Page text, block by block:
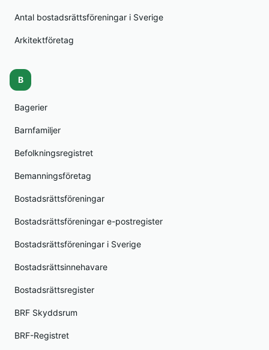
Antal bostadsrättsföreningar i Sverige
Arkitektföretag
B
Bagerier
Barnfamiljer
Befolkningsregistret
Bemanningsföretag
Bostadsrättsföreningar
Bostadsrättsföreningar e-postregister
Bostadsrättsföreningar i Sverige
Bostadsrättsinnehavare
Bostadsrättsregister
BRF Skyddsrum
BRF-Registret